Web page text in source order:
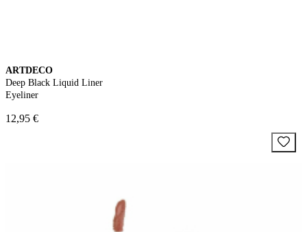
ARTDECO
Deep Black Liquid Liner
Eyeliner
12,95 €